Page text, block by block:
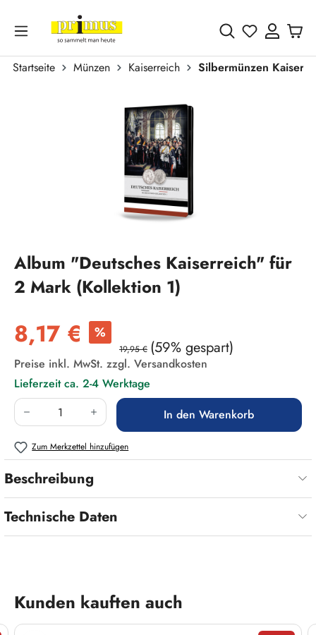
Zum Hauptinhalt springen
Du hast 0
Startseite Münzen Kaiserreich
Silbermünzen
Album "Deutsches Kaiserreich" für
2 Mark (Kollektion 1)
Verkaufspreis:
8,17 € %
19,95 € (59% gespart)
Preise inkl. MwSt. zzgl. Versandkosten
Lieferzeit ca. 2-4 Werktage
Produkt Anzahl: Gib den gewünschten Wert
In den Warenkorb
Zum Merkzettel hinzufügen
Beschreibung
Technische Daten
Produktgalerie überspringen
Kunden kauften auch